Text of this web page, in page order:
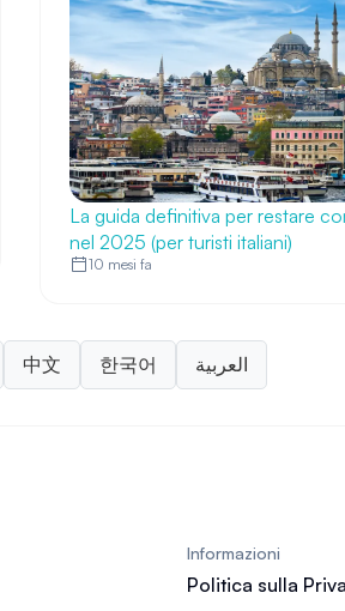
La guida definitiva per restare
nel 2025 (per turisti italiani)
10 mesi fa
中文 한국어 العربية
Informazioni
Politica sulla